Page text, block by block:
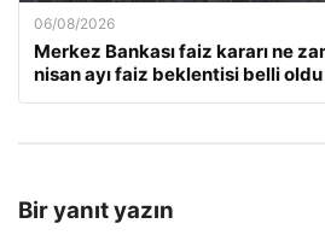
06/08/2026
Merkez Bankası faiz kararı ne
nisan ayı faiz beklentisi belli oldu
Bir yanıt yazın